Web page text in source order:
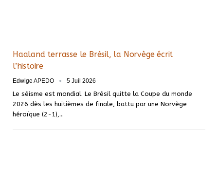
Haaland terrasse le Brésil, la Norvège écrit
l’histoire
Edwige APEDO 5 Juil 2026
Le séisme est mondial. Le Brésil quitte la Coupe du monde
2026 dès les huitièmes de finale, battu par une Norvège
héroïque (2-1),…